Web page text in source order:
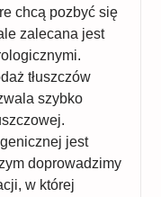
chcą pozbyć się
zalecana jest
tłuszczów
szybko
jest
doprowadzimy
w której